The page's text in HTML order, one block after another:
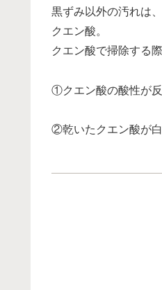
黒ずみ以外の汚れは
クエン酸。
クエン酸で掃除する
①クエン酸の酸性が
②乾いたクエン酸が